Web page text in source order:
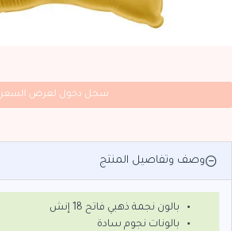
سجل دخول لعرض السعر
وصف وتفاصيل المنتج
بالون نجمة ذهبي فاتح 18 إنش
بالونات نجوم سادة